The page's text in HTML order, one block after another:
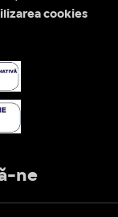
cookies
ne